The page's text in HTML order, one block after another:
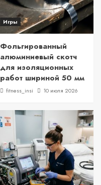
Игры
Фольгированный
алюминиевый скотч
для изоляционных
работ шириной 50 мм
fitness_insi 10 июля 2026